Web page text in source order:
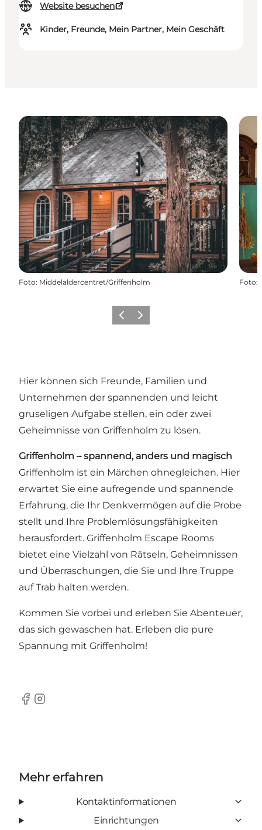
Website besuchen
Kinder, Freunde, Mein Partner, Mein Geschäft
Foto: Middelaldercentret/Griffenholm Foto:
ZurückWeiter
Hier können sich Freunde, Familien und
Unternehmen der spannenden und leicht
gruseligen Aufgabe stellen, ein oder zwei
Geheimnisse von Griffenholm zu lösen.
Griffenholm – spannend, anders und magisch
Griffenholm ist ein Märchen ohnegleichen. Hier
erwartet Sie eine aufregende und spannende
Erfahrung, die Ihr Denkvermögen auf die Probe
stellt und Ihre Problemlösungsfähigkeiten
herausfordert. Griffenholm Escape Rooms
bietet eine Vielzahl von Rätseln, Geheimnissen
und Überraschungen, die Sie und Ihre Truppe
auf Trab halten werden.
Kommen Sie vorbei und erleben Sie Abenteuer,
das sich gewaschen hat. Erleben die pure
Spannung mit Griffenholm!
Facebook
Instagram
Mehr erfahren
Kontaktinformationen
Einrichtungen